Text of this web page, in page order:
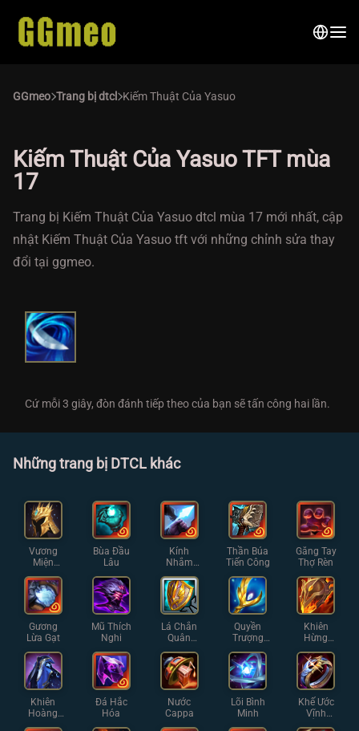
GGmeo Trang bị dtcl Kiếm Thuật Của Yasuo
Kiếm Thuật Của Yasuo TFT mùa
17
Trang bị Kiếm Thuật Của Yasuo dtcl mùa 17 mới nhất, cập
nhật Kiếm Thuật Của Yasuo tft với những chỉnh sửa thay
đổi tại ggmeo.
Cứ mỗi 3 giây, đòn đánh tiếp theo của bạn sẽ tấn công hai lần.
Những trang bị DTCL khác
Vương
Miện
Demacia
Bùa Đầu
Lâu
Kính
Nhắm
Thiện Xạ
Thần Búa
Tiến Công
Găng Tay
Thợ Rèn
Gương
Lừa Gạt
Mũ Thích
Nghi
Lá Chắn
Quân
Đoàn
Quyền
Trượng
Thiên
Thần
Khiên
Hừng
Đông
Khiên
Hoàng
Hôn
Đá Hắc
Hóa
Nước
Cappa
Lõi Bình
Minh
Khế Ước
Vĩnh
Hằng